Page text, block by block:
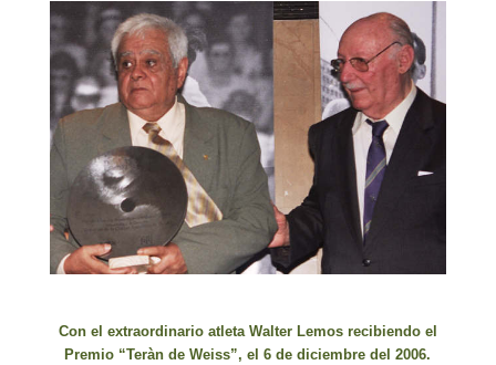
Con el extraordinario atleta Walter Lemos recibiendo el
Premio “Teràn de Weiss”, el 6 de diciembre del 2006.